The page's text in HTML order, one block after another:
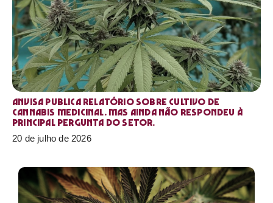
Anvisa publica relatório sobre cultivo de
Cannabis medicinal. Mas ainda não respondeu à
principal pergunta do setor.
20 de julho de 2026